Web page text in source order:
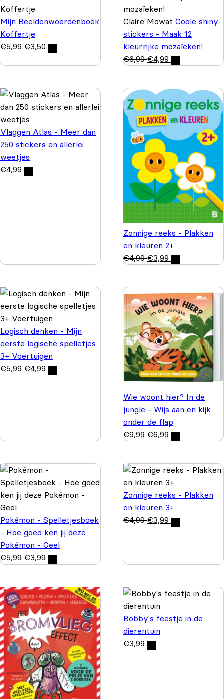
Mijn Beeldenwoordenboek
Koffertje
€5,99 €3,50
Claire Mowat Coole shiny
stickers - Maak 12
kleurrijke mozaïeken!
€6,99 €4,99
Vlaggen Atlas - Meer dan
250 stickers en allerlei
weetjes
€4,99
Zonnige reeks - Plakken
en kleuren 2+
€4,99 €3,99
Logisch denken - Mijn
eerste logische spelletjes
3+ Voertuigen
€5,99 €4,99
Wie woont hier? In de
jungle - Wijs aan en kijk
onder de flap
€9,99 €6,99
Pokémon - Spelletjesboek
- Hoe goed ken jij deze
Pokémon - Geel
€5,99 €3,99
Zonnige reeks - Plakken
en kleuren 3+
€4,99 €3,99
Bobby's feestje in de
dierentuin
€3,99